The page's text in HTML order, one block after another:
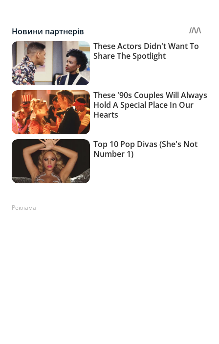
Реклама